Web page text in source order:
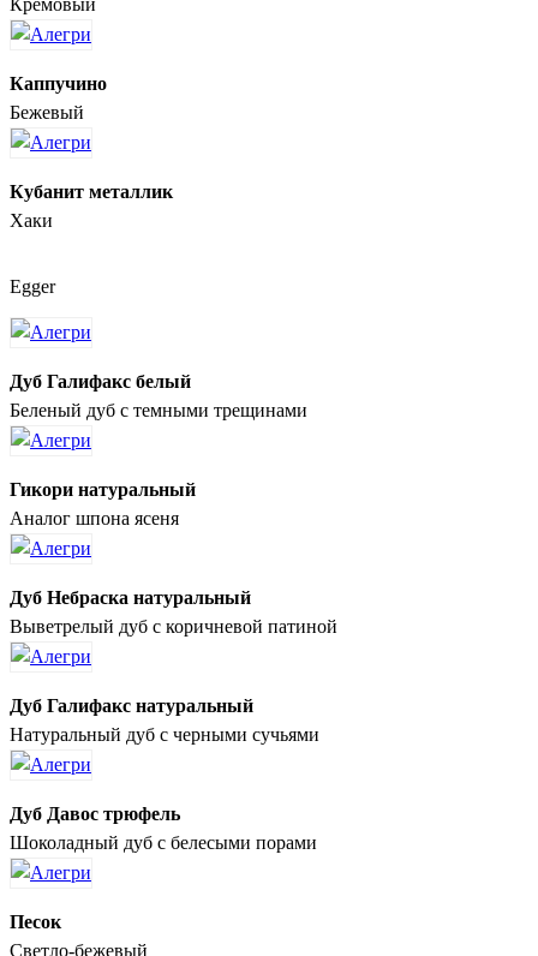
Каппучино
Бежевый
Кубанит металлик
Хаки
Egger
Дуб Галифакс белый
Беленый дуб с темными трещинами
Гикори натуральный
Аналог шпона ясеня
Дуб Небраска натуральный
Выветрелый дуб с коричневой патиной
Дуб Галифакс натуральный
Натуральный дуб с черными сучьями
Дуб Давос трюфель
Шоколадный дуб с белесыми порами
Песок
Светло-бежевый